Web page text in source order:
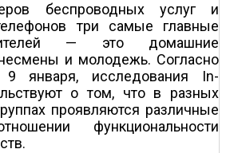
беспроводных услуг и
три самые главные
— это домашние
и молодежь. Согласно
9 января, исследования In-
о том, что в разных
проявляются различные
функциональности